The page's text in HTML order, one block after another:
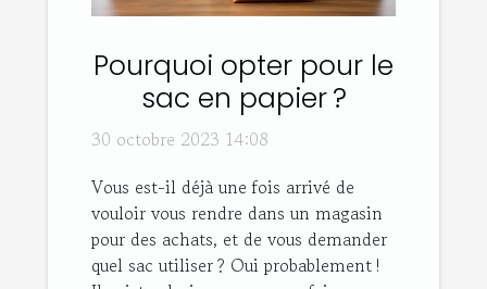
Pourquoi opter pour le
sac en papier ?
30 octobre 2023 14:08
Vous est-il déjà une fois arrivé de
vouloir vous rendre dans un magasin
pour des achats, et de vous demander
quel sac utiliser ? Oui probablement !